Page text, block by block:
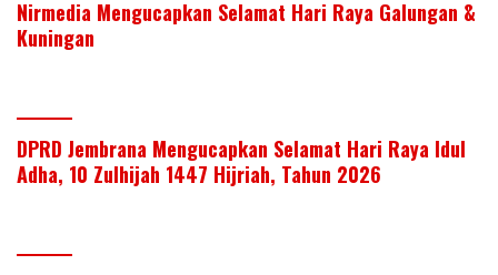
Nirmedia Mengucapkan Selamat Hari Raya Galungan &
Kuningan
DPRD Jembrana Mengucapkan Selamat Hari Raya Idul
Adha, 10 Zulhijah 1447 Hijriah, Tahun 2026